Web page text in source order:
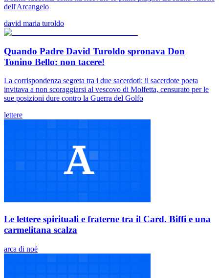
dell'Arcangelo
david maria turoldo
Quando Padre David Turoldo spronava Don
Tonino Bello: non tacere!
La corrispondenza segreta tra i due sacerdoti: il sacerdote poeta
invitava a non scoraggiarsi al vescovo di Molfetta, censurato per le
sue posizioni dure contro la Guerra del Golfo
lettere
Le lettere spirituali e fraterne tra il Card. Biffi e una
carmelitana scalza
arca di noè